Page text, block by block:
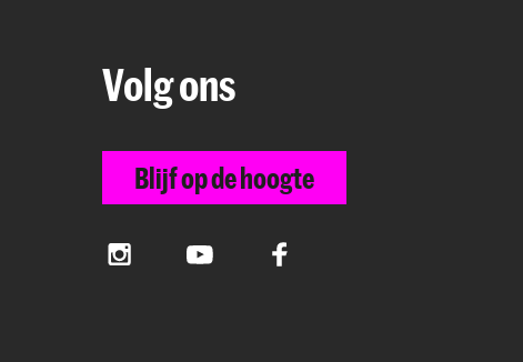
Volg ons
Blijf op de hoogte
InstagramYouTube Facebook